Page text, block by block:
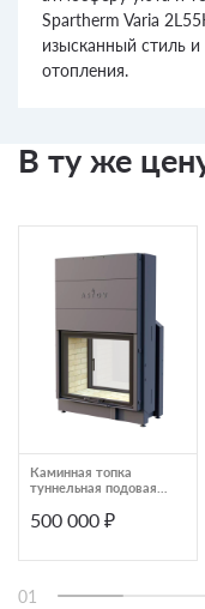
Spartherm Varia
изысканный стиль
отопления.
В ту же
Каминная топка
туннельная подовая
500 000 ₽
01